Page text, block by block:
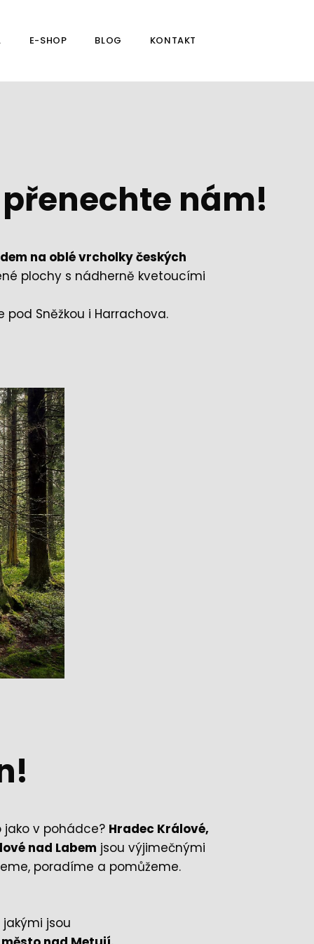
E-SHOP BLOG KONTAKT
nám!
na oblé vrcholky českých
plochy s nádherně kvetoucími
pod Sněžkou i Harrachova.
v pohádce? Hradec Králové,
nad Labem jsou výjimečnými
poradíme a pomůžeme.
jsou